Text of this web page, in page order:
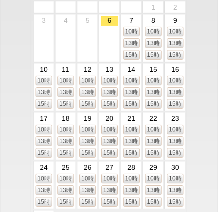
1
2
3
4 5 6 7
10時
13時
15時
8
10時
13時
15時
9
10時
13時
15時
10
10時
13時
15時
11
10時
13時
15時
12
10時
13時
15時
13
10時
13時
15時
14
10時
13時
15時
15
10時
13時
15時
16
10時
13時
15時
17
10時
13時
15時
18
10時
13時
15時
19
10時
13時
15時
20
10時
13時
15時
21
10時
13時
15時
22
10時
13時
15時
23
10時
13時
15時
24
10時
13時
15時
25
10時
13時
15時
26
10時
13時
15時
27
10時
13時
15時
28
10時
13時
15時
29
10時
13時
15時
30
10時
13時
15時